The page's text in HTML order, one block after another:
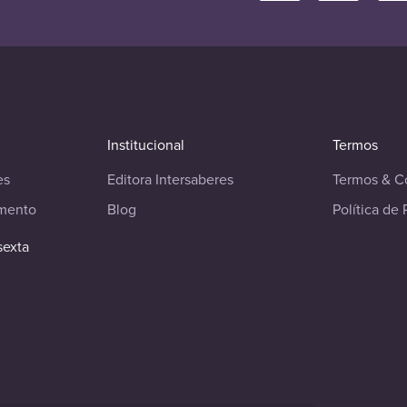
Institucional
Editora Intersaberes
Blog
Termos
Termos &
Política de